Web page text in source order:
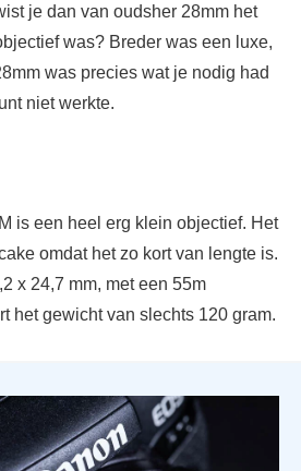
je dan van oudsher 28mm het
was? Breder was een luxe,
was precies wat je nodig had
niet werkte.
is een heel erg klein objectief. Het
omdat het zo kort van lengte is.
x 24,7 mm, met een 55m
het gewicht van slechts 120 gram.